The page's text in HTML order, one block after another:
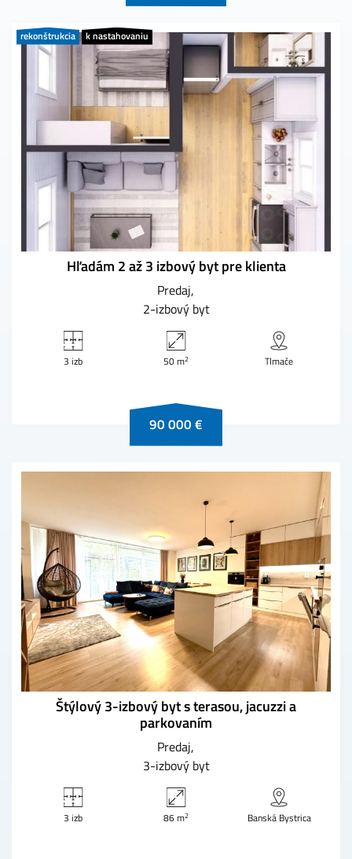
rekonštrukcia k nastahovaniu
Hľadám 2 až 3 izbový byt pre klienta
Predaj
2-izbový byt
3 izb 50 m2 Tlmače
90 000 €
Štýlový 3-izbový byt s terasou, jacuzzi a
parkovaním
Predaj
3-izbový byt
3 izb 86 m2 Banská Bystrica